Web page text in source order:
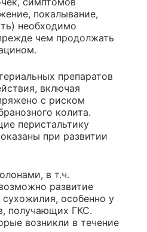
покалывание,
необходимо
чем продолжать
препаратов
включая
с риском
колита.
перистальтику
при развитии
в т.ч.
развитие
особенно у
получающих ГКС.
возникли в течение